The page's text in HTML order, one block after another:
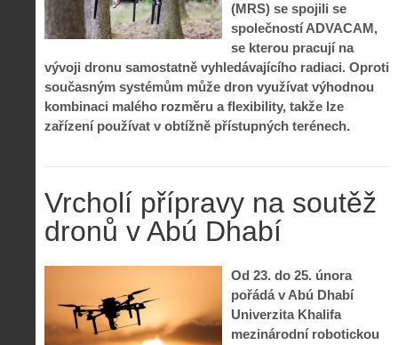
(MRS) se spojili se
společností ADVACAM,
se kterou pracují na
vývoji dronu samostatně vyhledávajícího radiaci. Oproti
současným systémům může dron využívat výhodnou
kombinaci malého rozměru a flexibility, takže lze
zařízení používat v obtížně přístupných terénech.
Vrcholí přípravy na soutěž
dronů v Abú Dhabí
Od 23. do 25. února
pořádá v Abú Dhabí
Univerzita Khalifa
mezinárodní robotickou